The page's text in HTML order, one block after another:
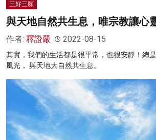
三好三願
與天地自然共生息，唯宗教讓心
作者: 釋證嚴 2022-08-15
其實，我們的生活都是很平常，也很安靜！總
風光， 與天地大自然共生息。